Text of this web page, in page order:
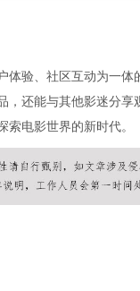
体验、社区互动为一
，还能与其他影迷分
电影世界的新时代。